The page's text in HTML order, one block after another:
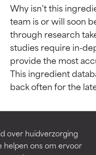
over huidverzorging
helpen ons om ervoor
Why isn’t this
team is or will soon
through research
studies require in-
provide the most
This ingredient
Bewezen
Bewezen